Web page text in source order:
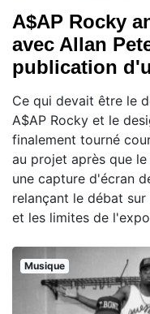
A$AP Rocky
avec Allan
publication
Ce qui devait être le
A$AP Rocky et le
finalement tourné
au projet après que
une capture d'écran
relançant le débat
et les limites de
Musique